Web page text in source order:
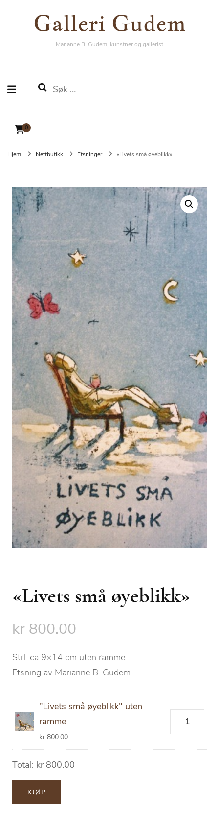
Søk
Galleri Gudem
Marianne B. Gudem, kunstner og gallerist
0
Galleri Gudem
Marianne B. Gudem, kunstner og gallerist
Hjem Nettbutikk Etsninger «Livets små øyeblikk»
«Livets små øyeblikk»
kr 800.00
Strl: ca 9×14 cm uten ramme
Etsning av Marianne B. Gudem
"Livets små øyeblikk" uten
ramme
kr 800.00
"Livets
små
Total: kr800.00
KJØP